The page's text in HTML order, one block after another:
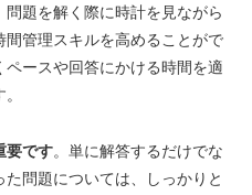
題を解く際に時計を見ながら
管理スキルを高めることがで
ースや回答にかける時間を適
要です。単に解答するだけでな
問題については、しっかりと